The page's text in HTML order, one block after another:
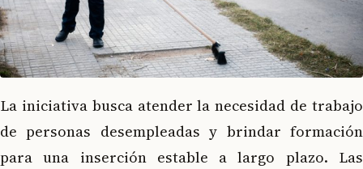
La iniciativa busca atender la necesidad de trabajo
de personas desempleadas y brindar formación
para una inserción estable a largo plazo. Las